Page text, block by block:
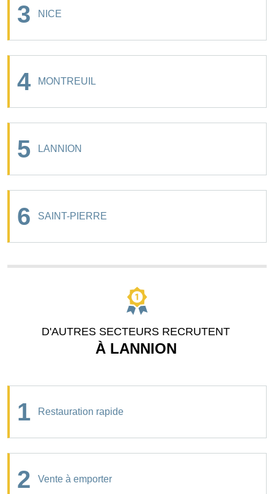
3 NICE
4 MONTREUIL
5 LANNION
6 SAINT-PIERRE
D'AUTRES SECTEURS RECRUTENT
À LANNION
1 Restauration rapide
2 Vente à emporter